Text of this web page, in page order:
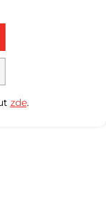
zde.